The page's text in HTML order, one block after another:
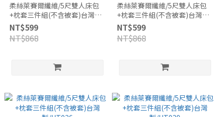
柔絲萊賽爾纖維/5尺雙人床包
+枕套三件組(不含被套)台灣
製/HT020
NT$599
NT$868
柔絲萊賽爾纖維/5尺雙人床包
+枕套三件組(不含被套)台灣
製/HT023
NT$599
NT$868